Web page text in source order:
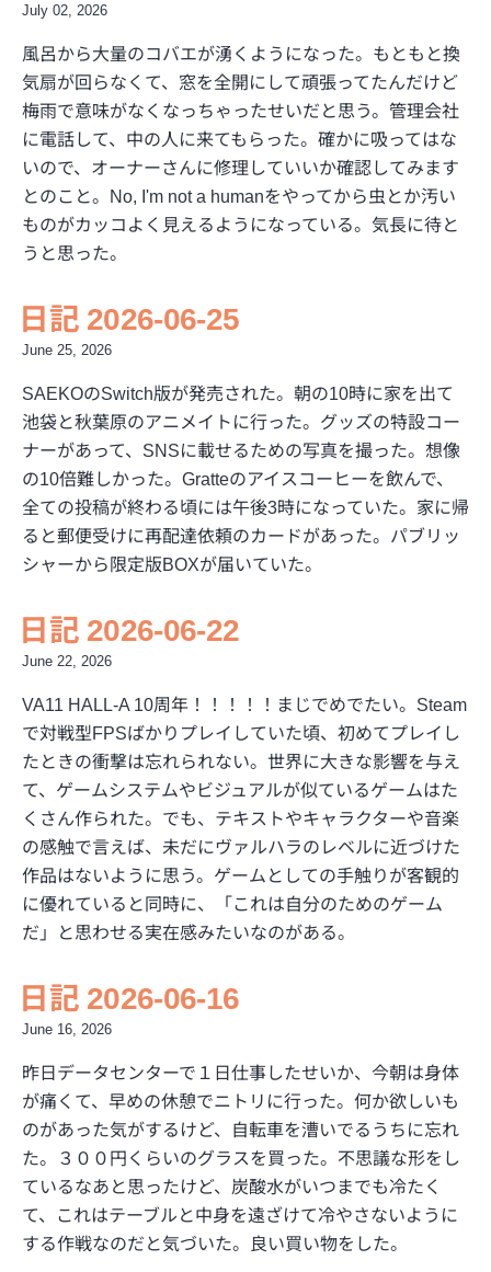
July 02, 2026
風呂から大量のコバエが湧くようになった。もともと換
気扇が回らなくて、窓を全開にして頑張ってたんだけど
梅雨で意味がなくなっちゃったせいだと思う。管理会社
に電話して、中の人に来てもらった。確かに吸ってはな
いので、オーナーさんに修理していいか確認してみます
とのこと。No, I'm not a humanをやってから虫とか汚い
ものがカッコよく見えるようになっている。気長に待と
うと思った。
日記 2026-06-25
June 25, 2026
SAEKOのSwitch版が発売された。朝の10時に家を出て
池袋と秋葉原のアニメイトに行った。グッズの特設コー
ナーがあって、SNSに載せるための写真を撮った。想像
の10倍難しかった。Gratteのアイスコーヒーを飲んで、
全ての投稿が終わる頃には午後3時になっていた。家に帰
ると郵便受けに再配達依頼のカードがあった。パブリッ
シャーから限定版BOXが届いていた。
日記 2026-06-22
June 22, 2026
VA11 HALL-A 10周年！！！！！まじでめでたい。Steam
で対戦型FPSばかりプレイしていた頃、初めてプレイし
たときの衝撃は忘れられない。世界に大きな影響を与え
て、ゲームシステムやビジュアルが似ているゲームはた
くさん作られた。でも、テキストやキャラクターや音楽
の感触で言えば、未だにヴァルハラのレベルに近づけた
作品はないように思う。ゲームとしての手触りが客観的
に優れていると同時に、「これは自分のためのゲーム
だ」と思わせる実在感みたいなのがある。
日記 2026-06-16
June 16, 2026
昨日データセンターで１日仕事したせいか、今朝は身体
が痛くて、早めの休憩でニトリに行った。何か欲しいも
のがあった気がするけど、自転車を漕いでるうちに忘れ
た。３００円くらいのグラスを買った。不思議な形をし
ているなあと思ったけど、炭酸水がいつまでも冷たく
て、これはテーブルと中身を遠ざけて冷やさないように
する作戦なのだと気づいた。良い買い物をした。